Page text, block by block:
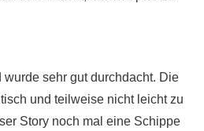
wurde sehr gut durchdacht. Die
und teilweise nicht leicht zu
Story noch mal eine Schippe